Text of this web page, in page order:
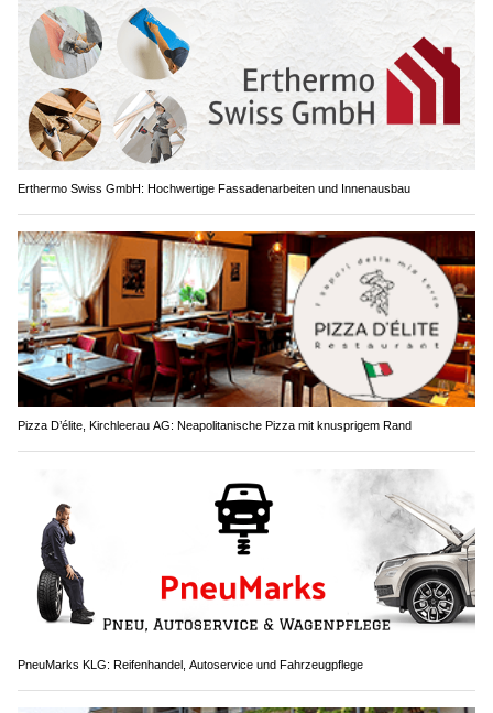
Erthermo Swiss GmbH: Hochwertige Fassadenarbeiten und Innenausbau
Pizza D’élite, Kirchleerau AG: Neapolitanische Pizza mit knusprigem Rand
PneuMarks KLG: Reifenhandel, Autoservice und Fahrzeugpflege